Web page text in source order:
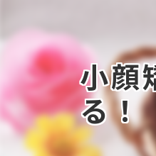
フェイス
フットコ
ベビー・腸
セット講座
小顔
る！